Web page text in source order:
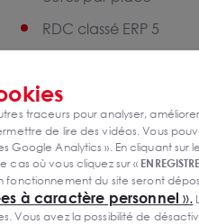
RDC classé ERP 5
traceurs pour analyser,
de lire des vidéos. Vous
Google Analytics ». En cliquant sur
cas où vous cliquez sur «
du site seront
à caractère personnel ».
Vous avez la possibilité de